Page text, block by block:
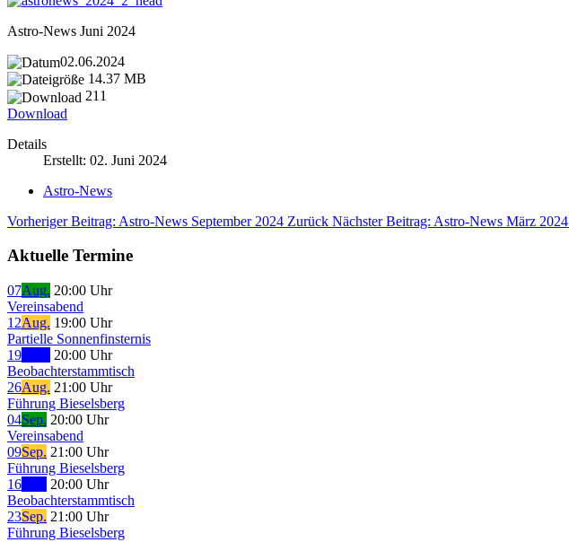
Astro-News Juni 2024
02.06.2024
14.37 MB
211
Download
Details
Erstellt: 02. Juni 2024
Astro-News
Vorheriger Beitrag: Astro-News September 2024 Zurück Nächster Beitrag: Astro-News März 2024
Aktuelle Termine
07Aug. 20:00 Uhr
Vereinsabend
12Aug. 19:00 Uhr
Partielle Sonnenfinsternis
19
20:00 Uhr
Beobachterstammtisch
26Aug. 21:00 Uhr
Führung Bieselsberg
04Sep. 20:00 Uhr
Vereinsabend
09Sep. 21:00 Uhr
Führung Bieselsberg
16
20:00 Uhr
Beobachterstammtisch
23Sep. 21:00 Uhr
Führung Bieselsberg